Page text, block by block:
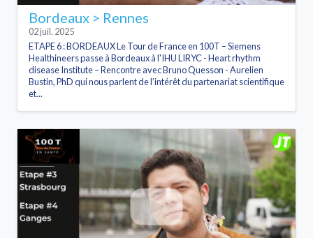
Bordeaux > Rennes
02 juil. 2025
ETAPE 6 : BORDEAUX Le Tour de France en 100T – Siemens
Healthineers passe à Bordeaux à l'IHU LIRYC - Heart rhythm
disease Institute – Rencontre avec Bruno Quesson - Aurelien
Bustin, PhD qui nous parlent de l’intérêt du partenariat scientifique
et...